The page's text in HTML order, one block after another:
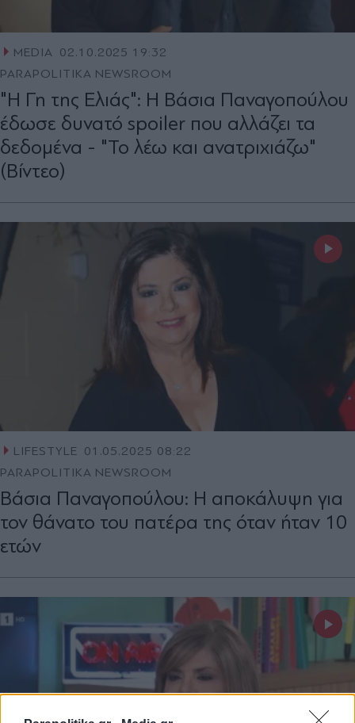
MEDIA 02.10.2025 19:32
PARAPOLITIKA NEWSROOM
"H Γη της Ελιάς": Η Βάσια Παναγοπούλου
έδωσε δυνατό spoiler που αλλάζει τα
δεδομένα - "Το λέω και ανατριχιάζω"
(Βίντεο)
LIFESTYLE 01.05.2025 08:22
PARAPOLITIKA NEWSROOM
Βάσια Παναγοπούλου: Η αποκάλυψη για
τον θάνατο του πατέρα της όταν ήταν 10
ετών